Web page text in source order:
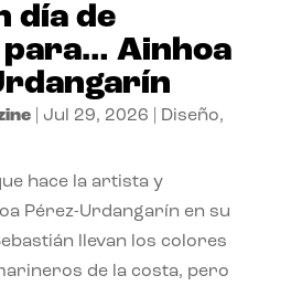
día de
Ainhoa
| Jul 29, 2026 Diseño,
hace la artista y
Pérez-Urdangarín en su
llevan los colores
de la costa, pero